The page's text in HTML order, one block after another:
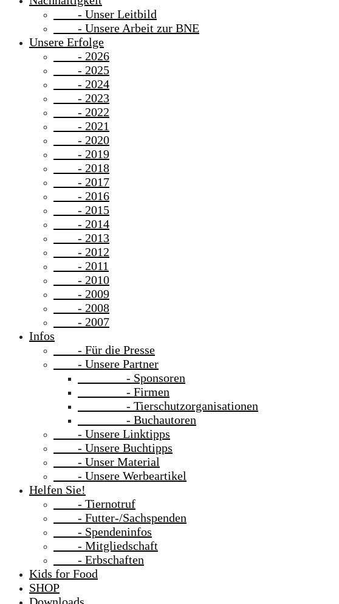
- Unser Leitbild
- Unsere Arbeit zur BNE
Unsere Erfolge
- 2026
- 2025
- 2024
- 2023
- 2022
- 2021
- 2020
- 2019
- 2018
- 2017
- 2016
- 2015
- 2014
- 2013
- 2012
- 2011
- 2010
- 2009
- 2008
- 2007
Infos
- Für die Presse
- Unsere Partner
- Sponsoren
- Firmen
- Tierschutzorganisationen
- Buchautoren
- Unsere Linktipps
- Unsere Buchtipps
- Unser Material
- Unsere Werbeartikel
Helfen Sie!
- Tiernotruf
- Futter-/Sachspenden
- Spendeninfos
- Mitgliedschaft
- Erbschaften
Kids for Food
SHOP